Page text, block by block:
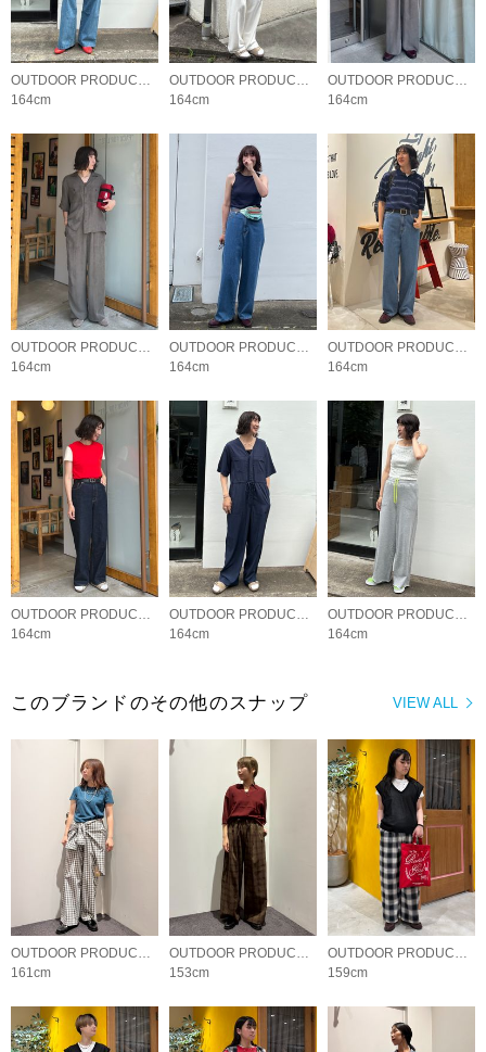
OUTDOOR PRODUCTS Usual Things
164cm
OUTDOOR PRODUCTS Usual Things
164cm
OUTDOOR PRODUCTS Usual Things
164cm
OUTDOOR PRODUCTS Usual Things
164cm
OUTDOOR PRODUCTS Usual Things
164cm
OUTDOOR PRODUCTS Usual Things
164cm
OUTDOOR PRODUCTS Usual Things
164cm
OUTDOOR PRODUCTS Usual Things
164cm
OUTDOOR PRODUCTS Usual Things
164cm
VIEW ALL
このブランドのその他のスナップ
OUTDOOR PRODUCTS Usual Things
161cm
OUTDOOR PRODUCTS Usual Things
153cm
OUTDOOR PRODUCTS Usual Things
159cm